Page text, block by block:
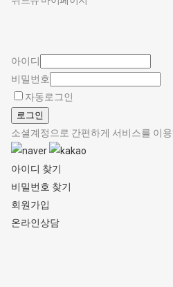
아이디
비밀번호
자동로그인
로그인
소셜계정으로 간편하게 서비스를 이
아이디 찾기
비밀번호 찾기
회원가입
온라인상담